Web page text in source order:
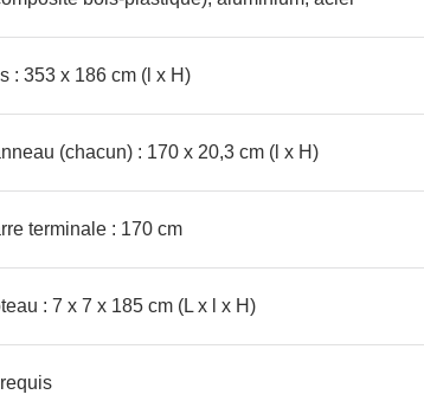
: 353 x 186 cm (l x H)
(chacun) : 170 x 20,3 cm (l x H)
terminale : 170 cm
: 7 x 7 x 185 cm (L x l x H)